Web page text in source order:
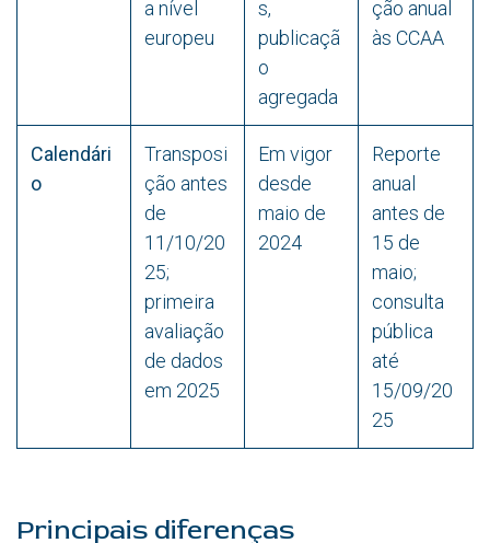
a nível
europeu
s,
publicaçã
o
agregada
ção anual
às CCAA
Calendári
o
Transposi
ção antes
de
11/10/20
25;
primeira
avaliação
de dados
em 2025
Em vigor
desde
maio de
2024
Reporte
anual
antes de
15 de
maio;
consulta
pública
até
15/09/20
25
Principais diferenças